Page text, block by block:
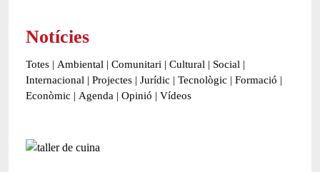
Notícies
Totes | Ambiental | Comunitari | Cultural | Social |
Internacional | Projectes | Jurídic | Tecnològic | Formació |
Econòmic | Agenda | Opinió | Vídeos